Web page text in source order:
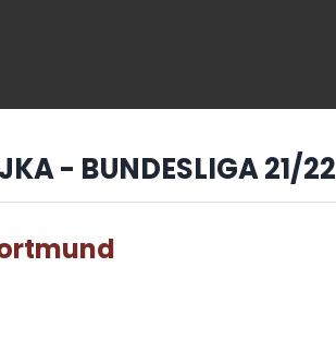
- BUNDESLIGA 21/22